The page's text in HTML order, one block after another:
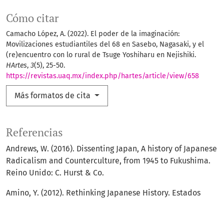
Cómo citar
Camacho López, A. (2022). El poder de la imaginación:
Movilizaciones estudiantiles del 68 en Sasebo, Nagasaki, y el
(re)encuentro con lo rural de Tsuge Yoshiharu en Nejishiki.
HArtes, 3(5), 25-50.
https://revistas.uaq.mx/index.php/hartes/article/view/658
Más formatos de cita
Referencias
Andrews, W. (2016). Dissenting Japan, A history of Japanese
Radicalism and Counterculture, from 1945 to Fukushima.
Reino Unido: C. Hurst & Co.
Amino, Y. (2012). Rethinking Japanese History. Estados